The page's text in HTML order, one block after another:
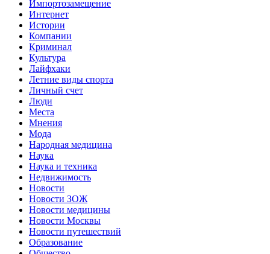
Импортозамещение
Интернет
Истории
Компании
Криминал
Культура
Лайфхаки
Летние виды спорта
Личный счет
Люди
Места
Мнения
Мода
Народная медицина
Наука
Наука и техника
Недвижимость
Новости
Новости ЗОЖ
Новости медицины
Новости Москвы
Новости путешествий
Образование